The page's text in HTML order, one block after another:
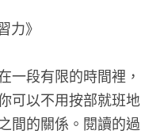
力》
一段有限的時間裡，
可以不用按部就班地
間的關係。閱讀的過